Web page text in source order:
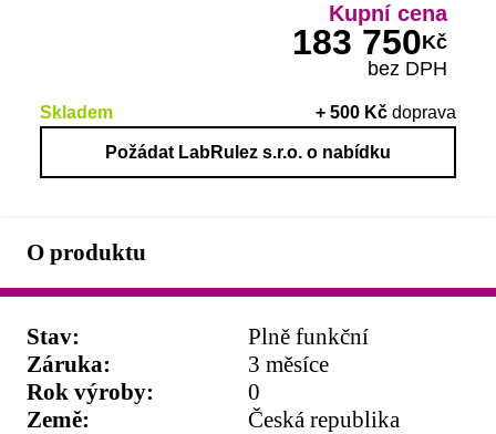
Kupní cena
183 750Kč
bez DPH
Skladem + 500 Kč doprava
Požádat LabRulez s.r.o. o nabídku
O produktu
Stav:
Plně funkční
Záruka:
3 měsíce
Rok výroby:
0
Země: Česká republika